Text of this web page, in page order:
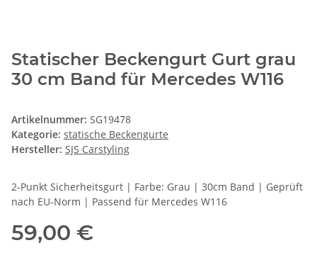
Statischer Beckengurt Gurt grau
30 cm Band für Mercedes W116
Artikelnummer: SG19478
Kategorie: statische Beckengurte
Hersteller: SJS Carstyling
2-Punkt Sicherheitsgurt | Farbe: Grau | 30cm Band | Geprüft
nach EU-Norm | Passend für Mercedes W116
59,00 €